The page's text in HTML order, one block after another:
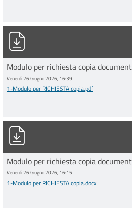
1-Modulo per RICHIESTA copia.pdf
Modulo per richiesta copia
Venerdì 26 Giugno 2026, 16:39
1-Modulo per RICHIESTA copia.pdf
1-Modulo per RICHIESTA copia.docx
Modulo per richiesta copia
Venerdì 26 Giugno 2026, 16:15
1-Modulo per RICHIESTA copia.docx